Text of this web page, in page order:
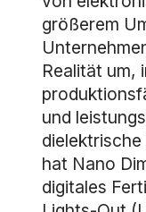
größerem
Realität um,
und
hat Nano
digitales